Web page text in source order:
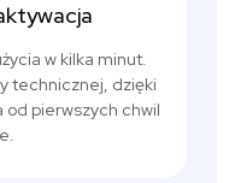
w kilka minut.
technicznej, dzięki
od pierwszych chwil